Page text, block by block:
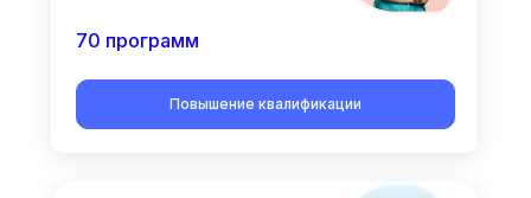
70 программ
Повышение квалификации